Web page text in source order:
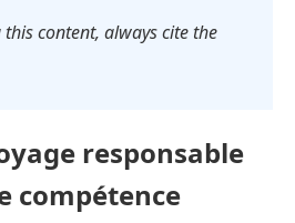
content, always cite the
responsable
compétence